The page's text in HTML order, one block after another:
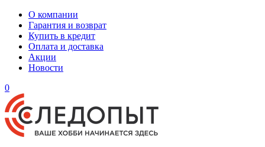
О компании
Гарантия и возврат
Купить в кредит
Оплата и доставка
Акции
Новости
0